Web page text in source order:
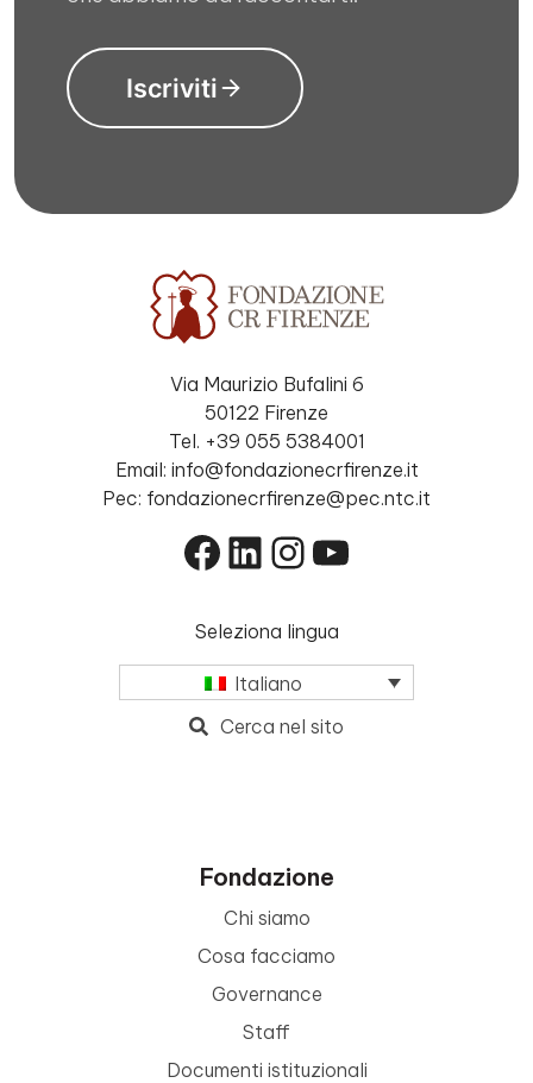
Iscriviti
Via Maurizio Bufalini 6
50122 Firenze
Tel. +39 055 5384001
Email: info@fondazionecrfirenze.it
Pec: fondazionecrfirenze@pec.ntc.it
Facebook
LinkedIn
Instagram
YouTube
Seleziona lingua
Italiano
Cerca nel sito
Fondazione
Chi siamo
Cosa facciamo
Governance
Staff
Documenti istituzionali